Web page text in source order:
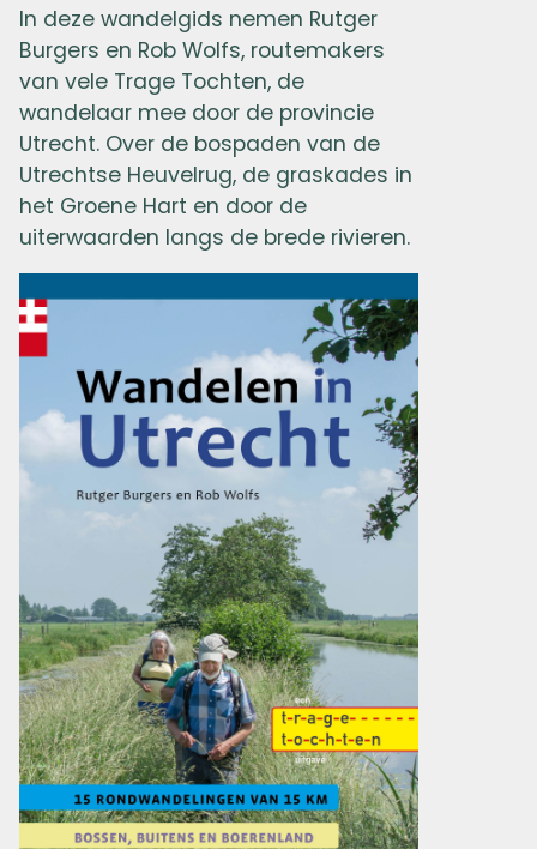
In deze wandelgids nemen Rutger
Burgers en Rob Wolfs, routemakers
van vele Trage Tochten, de
wandelaar mee door de provincie
Utrecht. Over de bospaden van de
Utrechtse Heuvelrug, de graskades in
het Groene Hart en door de
uiterwaarden langs de brede rivieren.